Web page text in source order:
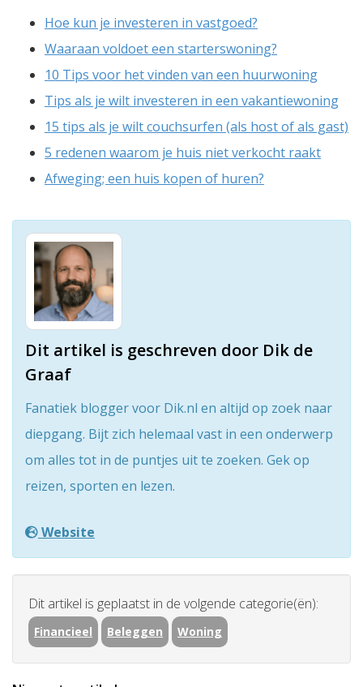
Hoe kun je investeren in vastgoed?
Waaraan voldoet een starterswoning?
10 Tips voor het vinden van een huurwoning
Tips als je wilt investeren in een vakantiewoning
15 tips als je wilt couchsurfen (als host of als gast)
5 redenen waarom je huis niet verkocht raakt
Afweging; een huis kopen of huren?
Dit artikel is geschreven door Dik de
Graaf
Fanatiek blogger voor Dik.nl en altijd op zoek naar
diepgang. Bijt zich helemaal vast in een onderwerp
om alles tot in de puntjes uit te zoeken. Gek op
reizen, sporten en lezen.
Website
Dit artikel is geplaatst in de volgende categorie(ën):
Financieel Beleggen Woning